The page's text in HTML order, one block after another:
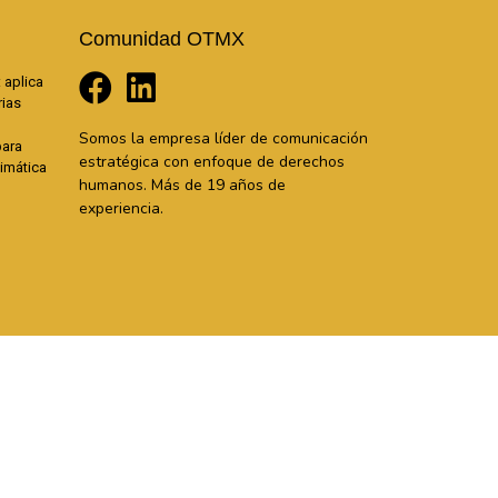
aplica
Comunidad OTMX
Somos la empresa líder de comunicación
estratégica con enfoque de derechos
humanos. Más de 19 años de
experiencia.